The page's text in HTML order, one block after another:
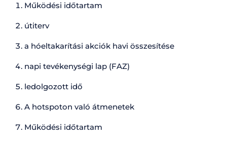
Működési időtartam
útiterv
a hóeltakarítási akciók havi összesítése
napi tevékenységi lap (FAZ)
ledolgozott idő
A hotspoton való átmenetek
Működési időtartam